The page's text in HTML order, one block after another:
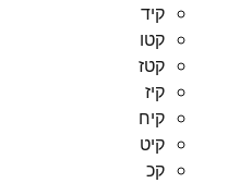
קיד
קטו
קטז
קיז
קיח
קיט
קכ